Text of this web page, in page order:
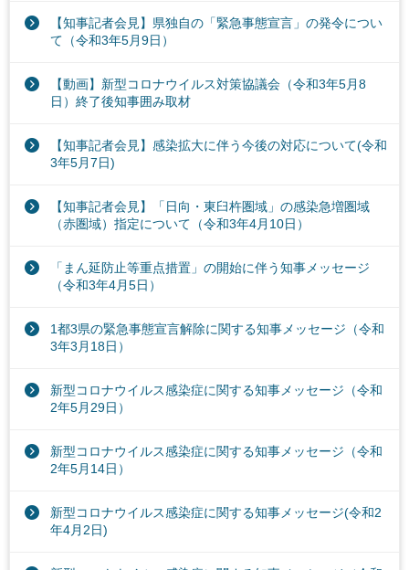
【知事記者会見】県独自の「緊急事態宣言」の発令につい
て（令和3年5月9日）
【動画】新型コロナウイルス対策協議会（令和3年5月8
日）終了後知事囲み取材
【知事記者会見】感染拡大に伴う今後の対応について(令和
3年5月7日)
【知事記者会見】「日向・東臼杵圏域」の感染急増圏域
（赤圏域）指定について（令和3年4月10日）
「まん延防止等重点措置」の開始に伴う知事メッセージ
（令和3年4月5日）
1都3県の緊急事態宣言解除に関する知事メッセージ（令和
3年3月18日）
新型コロナウイルス感染症に関する知事メッセージ（令和
2年5月29日）
新型コロナウイルス感染症に関する知事メッセージ（令和
2年5月14日）
新型コロナウイルス感染症に関する知事メッセージ(令和2
年4月2日)